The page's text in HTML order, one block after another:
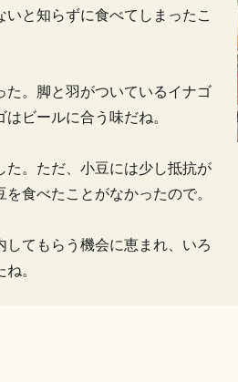
と知らずに食べてしまったこ
た。脚と羽がついているイナゴ
ビールに合う味だね。
た。ただ、小豆には少し抵抗が
食べたことがなかったので。
てもらう機会に恵まれ、いろ
。